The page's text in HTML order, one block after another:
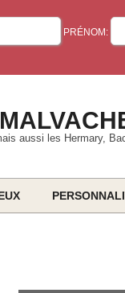
PRÉNOM:
aussi les Hermary,